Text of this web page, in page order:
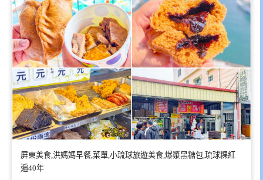
屏東美食,洪媽媽早餐,菜單,小琉球旅遊美食,爆漿黑糖包,琉球粿紅
遍40年